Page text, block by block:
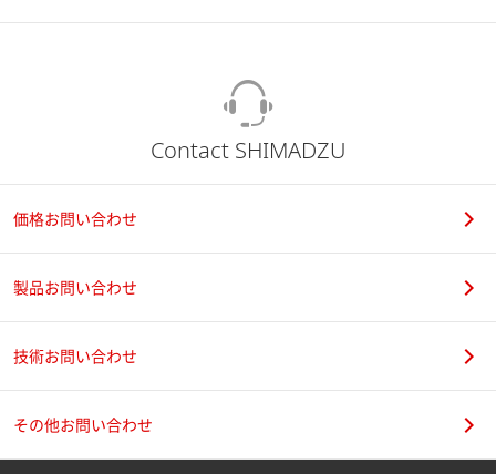
Contact SHIMADZU
価格お問い合わせ
製品お問い合わせ
技術お問い合わせ
その他お問い合わせ